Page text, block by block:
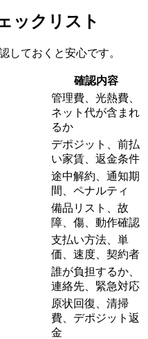
ックリスト
しておくと安心です。
確認内容
管理費、光熱費、
ネット代が含まれ
るか
デポジット、前払
い家賃、返金条件
途中解約、通知期
間、ペナルティ
備品リスト、故
障、傷、動作確認
支払い方法、単
価、速度、契約者
誰が負担するか、
連絡先、緊急対応
原状回復、清掃
費、デポジット返
金